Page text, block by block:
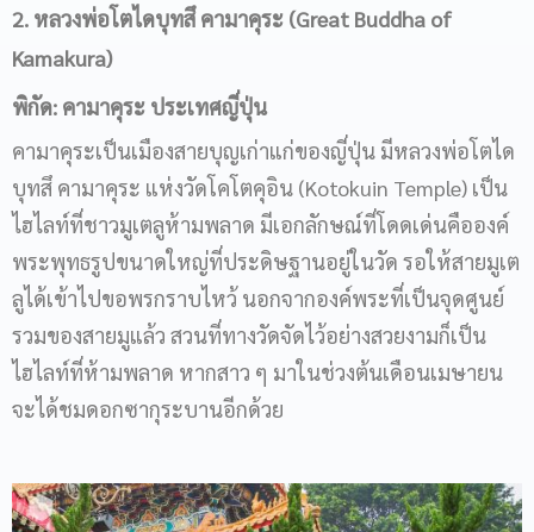
2. หลวงพ่อโตไดบุทสึ คามาคุระ (Great Buddha of
Kamakura)
พิกัด: คามาคุระ ประเทศญี่ปุ่น
คามาคุระเป็นเมืองสายบุญเก่าแก่ของญี่ปุ่น มีหลวงพ่อโตได
บุทสึ คามาคุระ แห่งวัดโคโตคุอิน (Kotokuin Temple) เป็น
ไฮไลท์ที่ชาวมูเตลูห้ามพลาด มีเอกลักษณ์ที่โดดเด่นคือองค์
พระพุทธรูปขนาดใหญ่ที่ประดิษฐานอยู่ในวัด รอให้สายมูเต
ลูได้เข้าไปขอพรกราบไหว้ นอกจากองค์พระที่เป็นจุดศูนย์
รวมของสายมูแล้ว สวนที่ทางวัดจัดไว้อย่างสวยงามก็เป็น
ไฮไลท์ที่ห้ามพลาด หากสาว ๆ มาในช่วงต้นเดือนเมษายน
จะได้ชมดอกซากุระบานอีกด้วย